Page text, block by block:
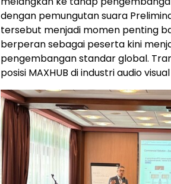
dengan pemungutan suara
tersebut menjadi momen penting
berperan sebagai peserta kini
pengembangan standar global.
posisi MAXHUB di industri audio